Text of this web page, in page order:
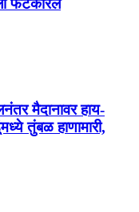
फटकारले
मैदानावर हाय-
तुंबळ हाणामारी,